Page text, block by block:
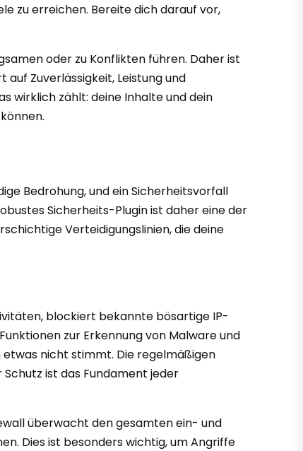
zu erreichen. Bereite dich darauf vor,
oder zu Konflikten führen. Daher ist
Zuverlässigkeit, Leistung und
wirklich zählt: deine Inhalte und dein
Bedrohung, und ein Sicherheitsvorfall
Sicherheits-Plugin ist daher eine der
Verteidigungslinien, die deine
blockiert bekannte bösartige IP-
zur Erkennung von Malware und
nicht stimmt. Die regelmäßigen
ist das Fundament jeder
überwacht den gesamten ein- und
Dies ist besonders wichtig, um Angriffe